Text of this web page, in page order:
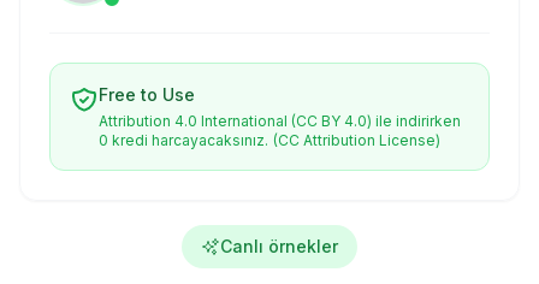
Free to Use
Attribution 4.0 International (CC BY 4.0) ile indirirken
0 kredi harcayacaksınız. (CC Attribution License)
Canlı örnekler